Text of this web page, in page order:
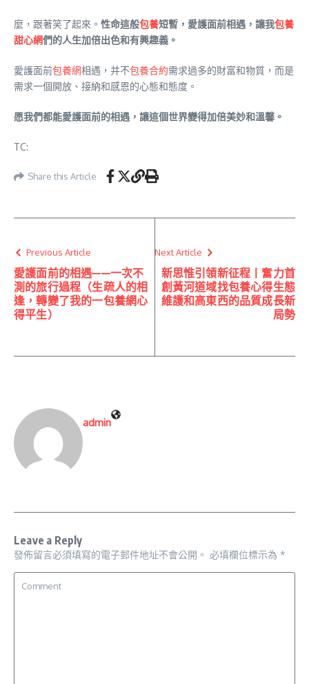
麼，跟著笑了起來。 性命這般包養短暫，愛護面前相遇，讓我包養
甜心網們的人生加倍出色和有興趣義。
愛護面前包養網相遇，并不包養合約需求過多的財富和物質，而是
需求一個開放、接納和感恩的心態和態度。
愿我們都能愛護面前的相遇，讓這個世界變得加倍美妙和溫馨。
TC:
Share this Article
Previous Article
愛護面前的相遇——一次不
測的旅行過程（生疏人的相
逢，轉變了我的一包養網心
得平生）
Next Article
新思惟引領新征程丨奮力首
創黃河道域找包養心得生態
維護和高東西的品質成長新
局勢
admin
Leave a Reply
發佈留言必須填寫的電子郵件地址不會公開。 必填欄位標示為 *